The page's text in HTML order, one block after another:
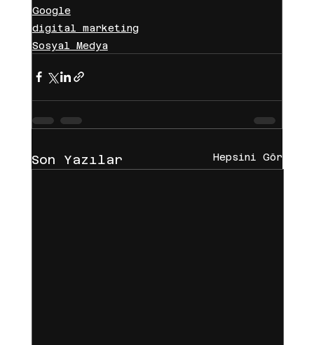
Google
digital marketing
Sosyal Medya
Son Yazılar Hepsini Gör